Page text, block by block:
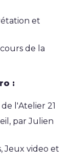
et
de la
:
l'Atelier 21
par Julien
Jeux video et